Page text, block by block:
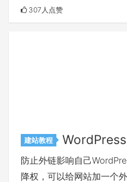
307人点赞
建站教程
防止外链影响自己
降权，可以给网站加一个